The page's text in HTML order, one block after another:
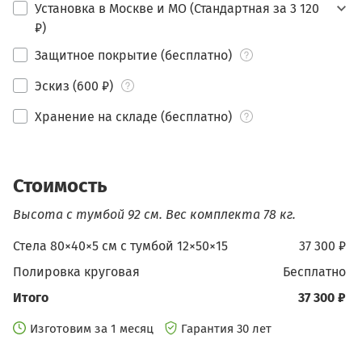
Установка в Москве и МО (Стандартная за 3 120
₽)
Защитное покрытие (бесплатно)
Эскиз (600 ₽)
Хранение на складе (бесплатно)
Стоимость
Высота с тумбой 92 см. Вес комплекта 78 кг.
37 300 ₽
Стела 80×40×5 см c тумбой 12×50×15
бесплатно
Полировка круговая
37 300 ₽
Итого
Изготовим за 1 месяц
Гарантия 30 лет